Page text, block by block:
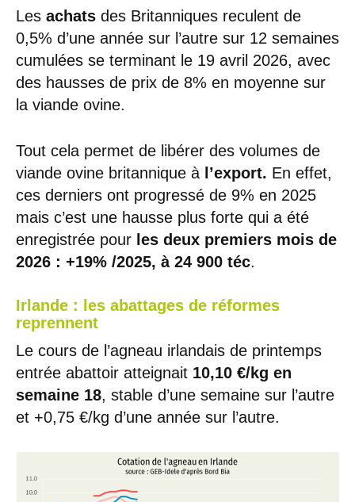
Les achats des Britanniques reculent de
0,5% d’une année sur l’autre sur 12 semaines
cumulées se terminant le 19 avril 2026, avec
des hausses de prix de 8% en moyenne sur
la viande ovine.
Tout cela permet de libérer des volumes de
viande ovine britannique à l’export. En effet,
ces derniers ont progressé de 9% en 2025
mais c’est une hausse plus forte qui a été
enregistrée pour les deux premiers mois de
2026 : +19% /2025, à 24 900 téc.
Irlande : les abattages de réformes
reprennent
Le cours de l’agneau irlandais de printemps
entrée abattoir atteignait 10,10 €/kg en
semaine 18, stable d’une semaine sur l’autre
et +0,75 €/kg d’une année sur l’autre.